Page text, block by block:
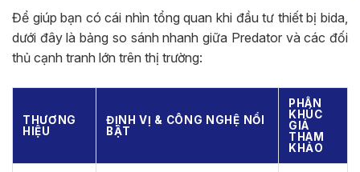
Để giúp bạn có cái nhìn tổng quan khi đầu tư thiết bị bida,
dưới đây là bảng so sánh nhanh giữa Predator và các đối
thủ cạnh tranh lớn trên thị trường:
THƯƠNG
HIỆU
ĐỊNH VỊ & CÔNG NGHỆ NỔI
BẬT
PHÂN
KHÚC
GIÁ
THAM
KHẢO